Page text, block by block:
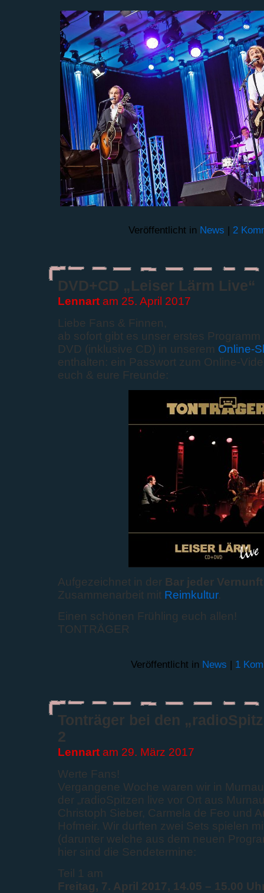
Veröffentlicht in News | 2
DVD+CD „Leiser Lärm Live“
Lennartam 25. April 2017
Liebe Fans & Finnen,
ab sofort gibt es unser erstes Programm
DVD (inklusive CD) in unserem Online-
enthalten: ein Passwort zum Online-
euch & eure Freunde:
Aufgezeichnet in der Bar jeder Vernunft
Zusammenarbeit mit Reimkultur.
Einen schönen Frühling euch allen!
TONTRÄGER
Veröffentlicht in News | 1
Tonträger bei den
2
Lennartam 29. März 2017
Werte Fans!
Vergangene Woche waren wir in
der „radioSpitzen live vor Ort aus
Christoph Sieber, Carmela de Feo und
Hofmeir. Wir durften zwei Sets spielen
(darunter welche aus dem neuen
hier sind die Sendetermine:
Teil 1 am
Freitag, 7. April 2017, 14.05 – 15.00